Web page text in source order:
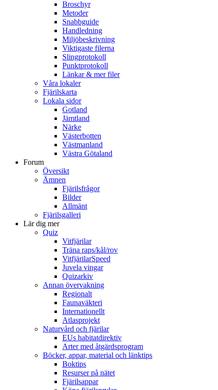
Broschyr
Metoder
Snabbguide
Handledning
Miljöbeskrivning
Viktigaste filerna
Slingprotokoll
Punktprotokoll
Länkar & mer filer
Våra lokaler
Fjärilskarta
Lokala sidor
Gotland
Jämtland
Närke
Västerbotten
Västmanland
Västra Götaland
Forum
Översikt
Ämnen
Fjärilsfrågor
Bilder
Allmänt
Fjärilsgalleri
Lär dig mer
Quiz
Vitfjärilar
Träna raps/kål/rov
VitfjärilarSpeed
Juvela vingar
Quizarkiv
Annan övervakning
Regionalt
Faunaväkteri
Internationellt
Atlasprojekt
Naturvård och fjärilar
EUs habitatdirektiv
Arter med åtgärdsprogram
Böcker, appar, material och länktips
Boktips
Resurser på nätet
Fjärilsappar